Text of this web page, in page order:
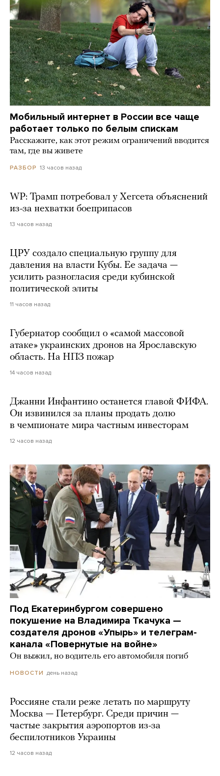
Мобильный интернет в России все чаще
работает только по белым спискам
Расскажите, как этот режим ограничений вводится
там, где вы живете
РАЗБОР 13 часов назад
WP: Трамп потребовал у Хегсета объяснений
из-за нехватки боеприпасов
13 часов назад
ЦРУ создало специальную группу для
давления на власти Кубы. Ее задача —
усилить разногласия среди кубинской
политической элиты
11 часов назад
Губернатор сообщил о «самой массовой
атаке» украинских дронов на Ярославскую
область. На НПЗ пожар
14 часов назад
Джанни Инфантино останется главой ФИФА.
Он извинился за планы продать долю
в чемпионате мира частным инвесторам
12 часов назад
Под Екатеринбургом совершено
покушение на Владимира Ткачука —
создателя дронов «Упырь» и телеграм-
канала «Повернутые на войне»
Он выжил, но водитель его автомобиля погиб
НОВОСТИ день назад
Россияне стали реже летать по маршруту
Москва — Петербург. Среди причин —
частые закрытия аэропортов из-за
беспилотников Украины
12 часов назад